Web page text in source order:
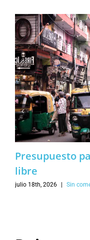
Presupuesto
libre
julio 18th, 2026 | Sin